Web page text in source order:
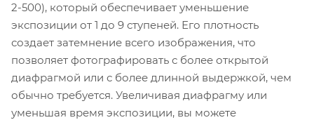
2-500), который обеспечивает уменьшение
экспозиции от 1 до 9 ступеней. Его плотность
создает затемнение всего изображения, что
позволяет фотографировать с более открытой
диафрагмой или с более длинной выдержкой, чем
обычно требуется. Увеличивая диафрагму или
уменьшая время экспозиции, вы можете